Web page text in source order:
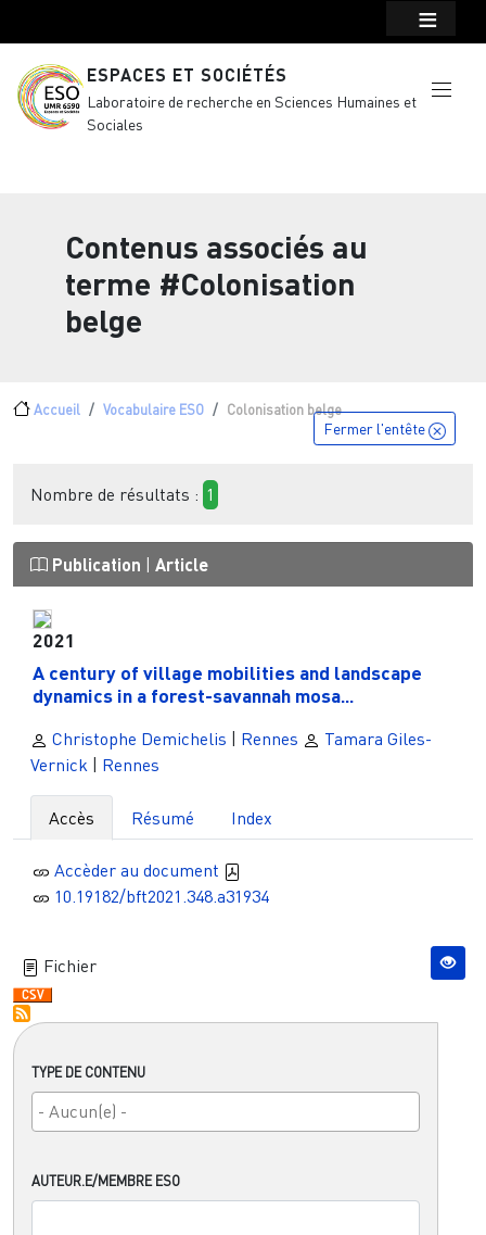
ESPACES ET SOCIÉTÉS
Laboratoire de recherche en Sciences Humaines et
Sociales
Contenus associés au
terme #Colonisation
belge
Fil d'Ariane
Accueil Vocabulaire ESO Colonisation belge
TYPE DE CONTENU
AUTEUR.E/MEMBRE ESO
Fermer l'entête
Nombre de résultats : 1
Publication Article
2021
A century of village mobilities and landscape
dynamics in a forest-savannah mosa...
Christophe Demichelis Rennes
Tamara Giles-
Vernick
Rennes
Accès Résumé Index
Accèder au document
10.19182/bft2021.348.a31934
Fichier